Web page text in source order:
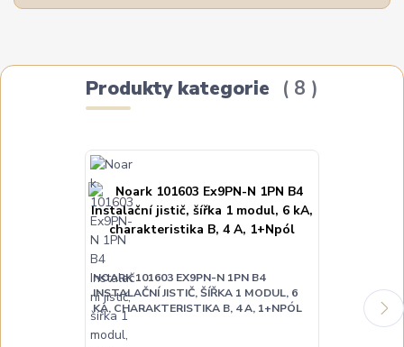
Produkty kategorie 8
NOARK 101603 EX9PN-N 1PN B4
INSTALAČNÍ JISTIČ, ŠÍŘKA 1 MODUL, 6
KA, CHARAKTERISTIKA B, 4 A, 1+NPÓL
NOARK
INSTALAČNÍ
KA,